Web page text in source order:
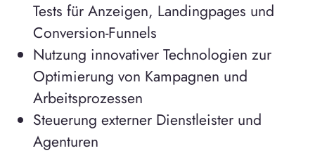
Tests für Anzeigen, Landingpages und
Conversion-Funnels
Nutzung innovativer Technologien zur
Optimierung von Kampagnen und
Arbeitsprozessen
Steuerung externer Dienstleister und
Agenturen